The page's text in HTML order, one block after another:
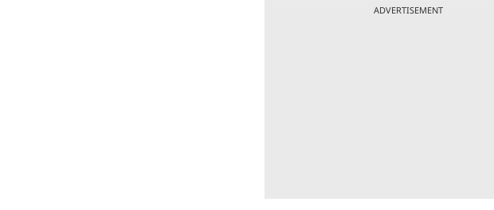
ADVERTISEMENT